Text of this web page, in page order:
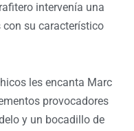
intervenía una
su característico
les encanta Marc
provocadores
y un bocadillo de